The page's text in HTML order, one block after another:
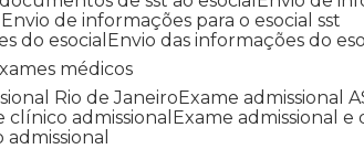
Envio de informações para o esocial sst
do esocial
Envio das informações do
Exames médicos
Rio de Janeiro Exame admissional
clínico admissional
Exame admissional e
admissional